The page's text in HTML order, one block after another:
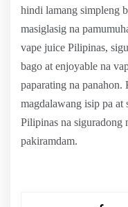
hindi lamang simpleng
masiglasig na
vape juice Pilipinas,
bago at enjoyable na
paparating na panahon.
magdalawang isip pa at
Pilipinas na siguradong
pakiramdam.